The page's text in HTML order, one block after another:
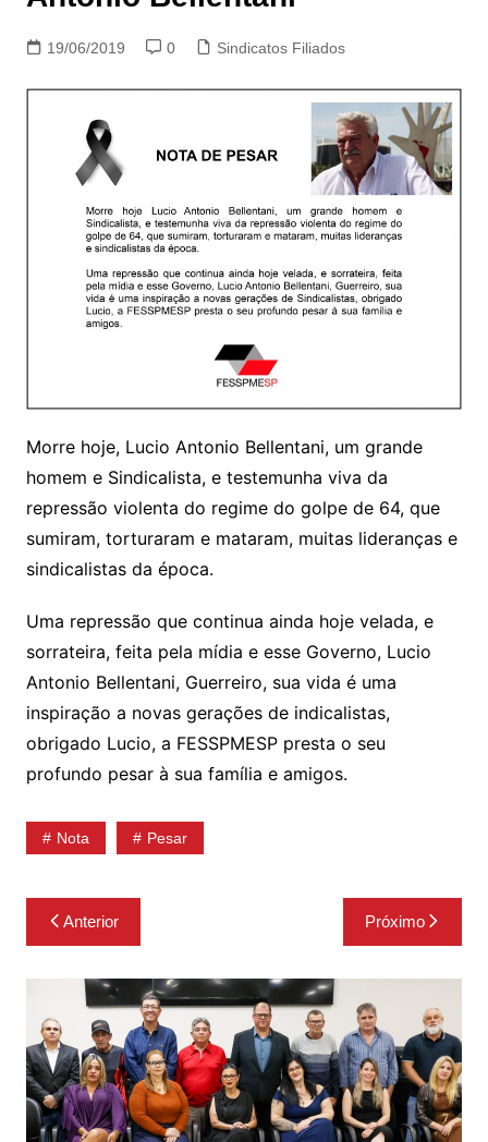
19/06/2019 0 Sindicatos Filiados
Morre hoje, Lucio Antonio Bellentani, um grande
homem e Sindicalista, e testemunha viva da
repressão violenta do regime do golpe de 64, que
sumiram, torturaram e mataram, muitas lideranças e
sindicalistas da época.
Uma repressão que continua ainda hoje velada, e
sorrateira, feita pela mídia e esse Governo, Lucio
Antonio Bellentani, Guerreiro, sua vida é uma
inspiração a novas gerações de indicalistas,
obrigado Lucio, a FESSPMESP presta o seu
profundo pesar à sua família e amigos.
Nota Pesar
Navegação
de
Post
Anterior Próximo